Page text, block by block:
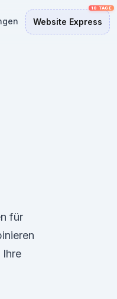
Website Express
für
Ihre